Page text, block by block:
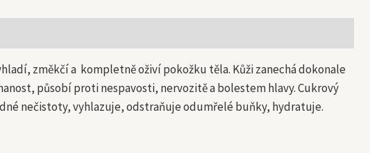
změkčí a kompletně oživí pokožku těla. Kůži zanechá dokonale
působí proti nespavosti, nervozitě a bolestem hlavy. Cukrový
nečistoty, vyhlazuje, odstraňuje odumřelé buňky, hydratuje.